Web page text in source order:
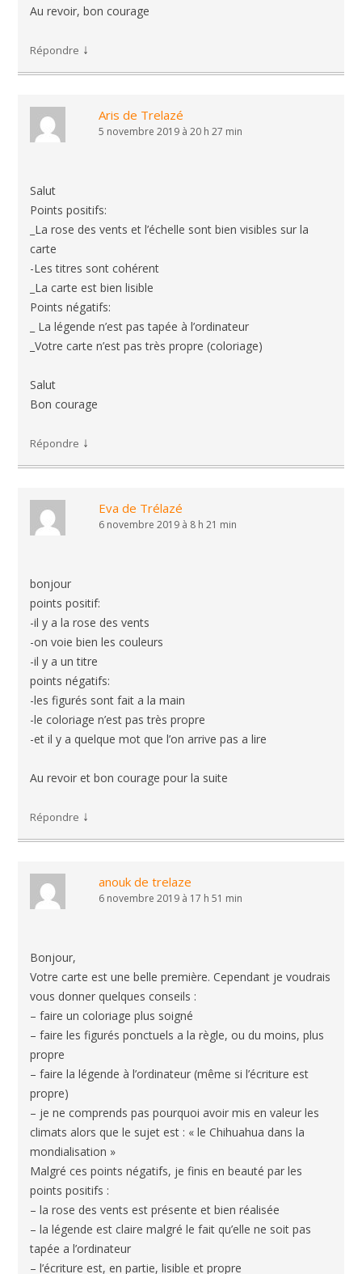
Au revoir, bon courage
Répondre ↓
Aris de Trelazé
5 novembre 2019 à 20 h 27 min
Salut
Points positifs:
_La rose des vents et l’échelle sont bien visibles sur la
carte
-Les titres sont cohérent
_La carte est bien lisible
Points négatifs:
_ La légende n’est pas tapée à l’ordinateur
_Votre carte n’est pas très propre (coloriage)
Salut
Bon courage
Répondre ↓
Eva de Trélazé
6 novembre 2019 à 8 h 21 min
bonjour
points positif:
-il y a la rose des vents
-on voie bien les couleurs
-il y a un titre
points négatifs:
-les figurés sont fait a la main
-le coloriage n’est pas très propre
-et il y a quelque mot que l’on arrive pas a lire
Au revoir et bon courage pour la suite
Répondre ↓
anouk de trelaze
6 novembre 2019 à 17 h 51 min
Bonjour,
Votre carte est une belle première. Cependant je voudrais
vous donner quelques conseils :
– faire un coloriage plus soigné
– faire les figurés ponctuels a la règle, ou du moins, plus
propre
– faire la légende à l’ordinateur (même si l’écriture est
propre)
– je ne comprends pas pourquoi avoir mis en valeur les
climats alors que le sujet est : « le Chihuahua dans la
mondialisation »
Malgré ces points négatifs, je finis en beauté par les
points positifs :
– la rose des vents est présente et bien réalisée
– la légende est claire malgré le fait qu’elle ne soit pas
tapée a l’ordinateur
– l’écriture est, en partie, lisible et propre